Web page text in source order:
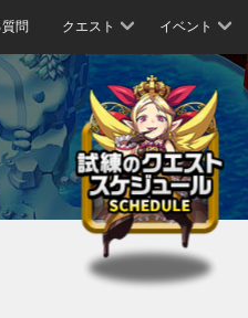
問 クエスト イベント